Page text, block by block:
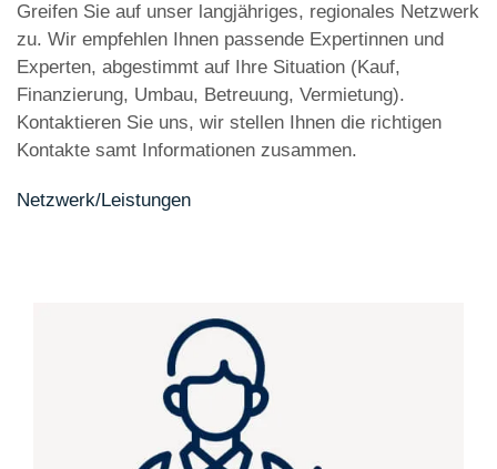
Greifen Sie auf unser langjähriges, regionales Netzwerk
zu. Wir empfehlen Ihnen passende Expertinnen und
Experten, abgestimmt auf Ihre Situation (Kauf,
Finanzierung, Umbau, Betreuung, Vermietung).
Kontaktieren Sie uns, wir stellen Ihnen die richtigen
Kontakte samt Informationen zusammen.
Netzwerk/Leistungen